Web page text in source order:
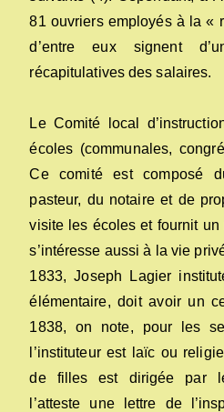
81 ouvriers employés à la «
d’entre eux signent
récapitulatives des salaires.
Le Comité local
écoles (communales,
Ce comité est composé
pasteur, du notaire et de
visite les écoles et fournit un
s’intéresse aussi à la vie
1833, Joseph Lagier
élémentaire, doit avoir un
1838, on note, pour les
l’instituteur est laïc ou
de filles est dirigée par
l’atteste une lettre de